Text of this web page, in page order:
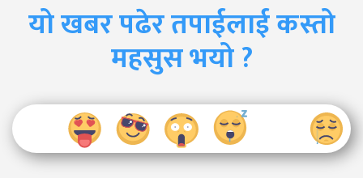
यो खबर पढेर तपाईलाई कस्तो
महसुस भयो ?